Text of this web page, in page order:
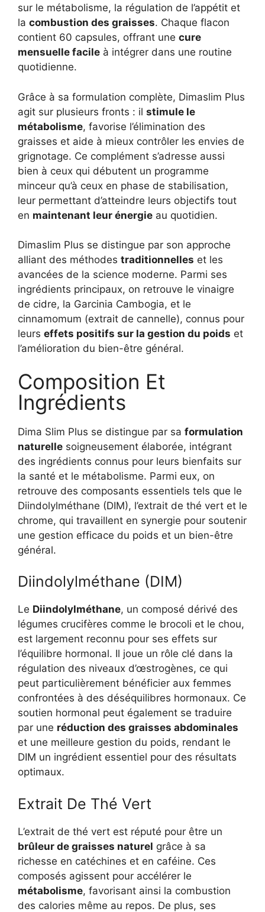
sur le métabolisme, la régulation de l’appétit et
la combustion des graisses. Chaque flacon
contient 60 capsules, offrant une cure
mensuelle facile à intégrer dans une routine
quotidienne.
Grâce à sa formulation complète, Dimaslim Plus
agit sur plusieurs fronts : il stimule le
métabolisme, favorise l’élimination des
graisses et aide à mieux contrôler les envies de
grignotage. Ce complément s’adresse aussi
bien à ceux qui débutent un programme
minceur qu’à ceux en phase de stabilisation,
leur permettant d’atteindre leurs objectifs tout
en maintenant leur énergie au quotidien.
Dimaslim Plus se distingue par son approche
alliant des méthodes traditionnelles et les
avancées de la science moderne. Parmi ses
ingrédients principaux, on retrouve le vinaigre
de cidre, la Garcinia Cambogia, et le
cinnamomum (extrait de cannelle), connus pour
leurs effets positifs sur la gestion du poids et
l’amélioration du bien-être général.
Composition Et
Ingrédients
Dima Slim Plus se distingue par sa formulation
naturelle soigneusement élaborée, intégrant
des ingrédients connus pour leurs bienfaits sur
la santé et le métabolisme. Parmi eux, on
retrouve des composants essentiels tels que le
Diindolylméthane (DIM), l’extrait de thé vert et le
chrome, qui travaillent en synergie pour soutenir
une gestion efficace du poids et un bien-être
général.
Diindolylméthane (DIM)
Le Diindolylméthane, un composé dérivé des
légumes crucifères comme le brocoli et le chou,
est largement reconnu pour ses effets sur
l’équilibre hormonal. Il joue un rôle clé dans la
régulation des niveaux d’œstrogènes, ce qui
peut particulièrement bénéficier aux femmes
confrontées à des déséquilibres hormonaux. Ce
soutien hormonal peut également se traduire
par une réduction des graisses abdominales
et une meilleure gestion du poids, rendant le
DIM un ingrédient essentiel pour des résultats
optimaux.
Extrait De Thé Vert
L’extrait de thé vert est réputé pour être un
brûleur de graisses naturel grâce à sa
richesse en catéchines et en caféine. Ces
composés agissent pour accélérer le
métabolisme, favorisant ainsi la combustion
des calories même au repos. De plus, ses